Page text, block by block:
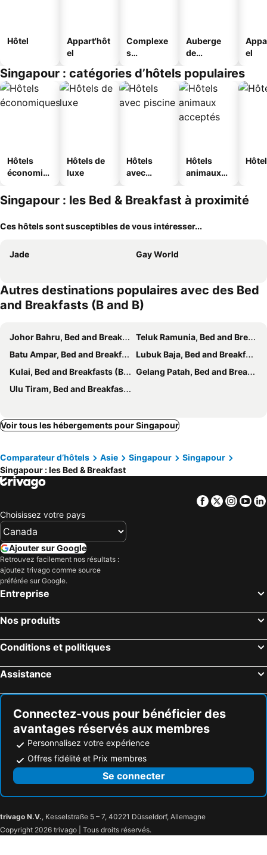
Hôtel
Appart'hôt
el
Complexe
s
s
Auberge
de
el
Singapour : catégories d’hôtels populaires
Hôtels
économiq
Hôtels de
luxe
Hôtels
avec
Hôtels
animaux
Singapour : les Bed & Breakfast à proximité
Ces hôtels sont susceptibles de vous intéresser...
Jade Gay World
Autres destinations populaires avec des Bed
and Breakfasts (B and B)
Johor Bahru, Bed and Breakfasts (B and B)
Teluk Ramunia, Bed and Breakfasts (B and B)
Batu Ampar, Bed and Breakfasts (B and B)
Lubuk Baja, Bed and Breakfasts (B and B)
Kulai, Bed and Breakfasts (B and B)
Gelang Patah, Bed and Breakfasts (B and B)
Ulu Tiram, Bed and Breakfasts (B and B)
Voir tous les hébergements pour Singapour
Comparateur d’hôtels Asie Singapour
Singapour
Singapour : les Bed & Breakfast
Facebook
Twitter
Choisissez votre pays
Ajouter sur Google
Retrouvez facilement nos résultats :
ajoutez trivago comme source
préférée sur Google.
Entreprise
Nos produits
Conditions et politiques
Assistance
Connectez-vous pour bénéficier des
avantages réservés aux membres
Personnalisez votre expérience
Offres fidélité et Prix membres
Se connecter
trivago N.V., Kesselstraße 5 – 7, 40221 Düsseldorf, Allemagne
Copyright 2026 trivago | Tous droits réservés.